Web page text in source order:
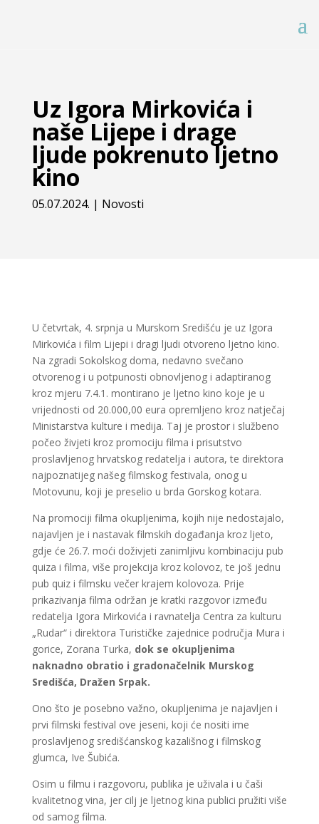
Uz Igora Mirkovića i
naše Lijepe i drage
ljude pokrenuto ljetno
kino
05.07.2024. | Novosti
U četvrtak, 4. srpnja u Murskom Središću je uz Igora
Mirkovića i film Lijepi i dragi ljudi otvoreno ljetno kino.
Na zgradi Sokolskog doma, nedavno svečano
otvorenog i u potpunosti obnovljenog i adaptiranog
kroz mjeru 7.4.1. montirano je ljetno kino koje je u
vrijednosti od 20.000,00 eura opremljeno kroz natječaj
Ministarstva kulture i medija. Taj je prostor i službeno
počeo živjeti kroz promociju filma i prisutstvo
proslavljenog hrvatskog redatelja i autora, te direktora
najpoznatijeg našeg filmskog festivala, onog u
Motovunu, koji je preselio u brda Gorskog kotara.
Na promociji filma okupljenima, kojih nije nedostajalo,
najavljen je i nastavak filmskih događanja kroz ljeto,
gdje će 26.7. moći doživjeti zanimljivu kombinaciju pub
quiza i filma, više projekcija kroz kolovoz, te još jednu
pub quiz i filmsku večer krajem kolovoza. Prije
prikazivanja filma održan je kratki razgovor između
redatelja Igora Mirkovića i ravnatelja Centra za kulturu
„Rudar“ i direktora Turističke zajednice područja Mura i
gorice, Zorana Turka, dok se okupljenima
naknadno obratio i gradonačelnik Murskog
Središća, Dražen Srpak.
Ono što je posebno važno, okupljenima je najavljen i
prvi filmski festival ove jeseni, koji će nositi ime
proslavljenog središćanskog kazališnog i filmskog
glumca, Ive Šubića.
Osim u filmu i razgovoru, publika je uživala i u čaši
kvalitetnog vina, jer cilj je ljetnog kina publici pružiti više
od samog filma.